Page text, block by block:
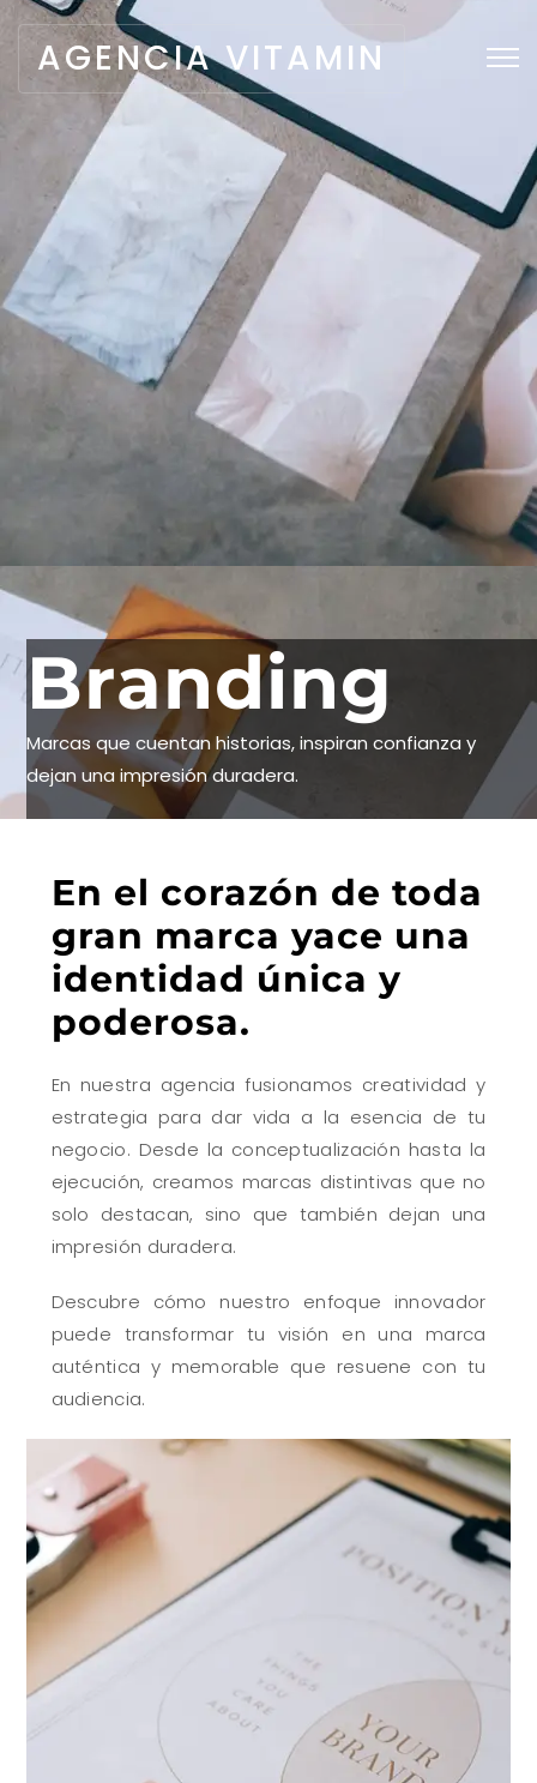
AGENCIA VITAMIN
Branding
Marcas que cuentan historias, inspiran confianza y
dejan una impresión duradera.
En el corazón de toda
gran marca yace una
identidad única y
poderosa.
En nuestra agencia fusionamos creatividad y
estrategia para dar vida a la esencia de tu
negocio. Desde la conceptualización hasta la
ejecución, creamos marcas distintivas que no
solo destacan, sino que también dejan una
impresión duradera.
Descubre cómo nuestro enfoque innovador
puede transformar tu visión en una marca
auténtica y memorable que resuene con tu
audiencia.